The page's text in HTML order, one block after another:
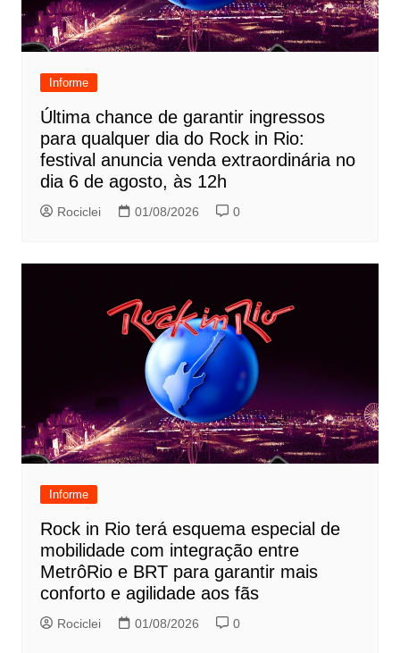
Informe
Última chance de garantir ingressos
para qualquer dia do Rock in Rio:
festival anuncia venda extraordinária no
dia 6 de agosto, às 12h
Rociclei 01/08/2026 0
Informe
Rock in Rio terá esquema especial de
mobilidade com integração entre
MetrôRio e BRT para garantir mais
conforto e agilidade aos fãs
Rociclei 01/08/2026 0